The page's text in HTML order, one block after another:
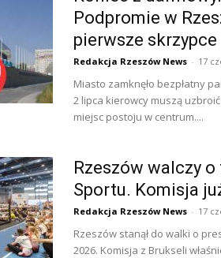
Podpromie w
pierwsze skrzypce
Redakcja Rzeszów News - 17
Miasto zamknęło bezpłatny
2 lipca kierowcy muszą
miejsc postoju w centrum....
Rzeszów walczy
Sportu. Komisja
Redakcja Rzeszów News - 17
Rzeszów stanął do walki o
2026. Komisja z Brukseli